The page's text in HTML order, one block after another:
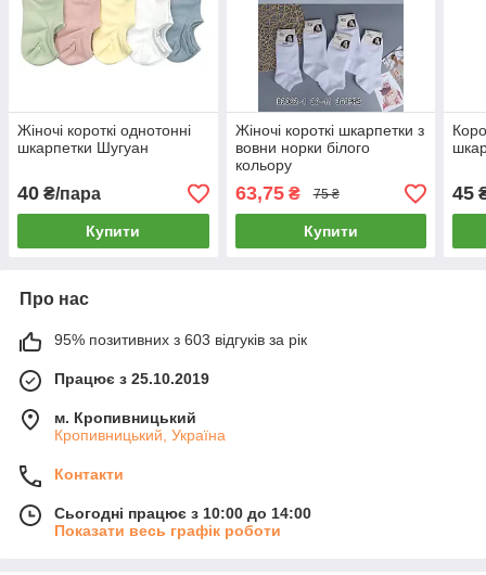
Жіночі короткі однотонні
шкарпетки Шугуан
40 ₴/пара
Купити
Жіночі короткі шкарпетки з
вовни норки білого
кольору
63,75₴ 75 ₴
Купити
45
Про нас
95% позитивних з 603 відгуків за рік
Працює з 25.10.2019
м. Кропивницький
Кропивницький, Україна
Контакти
Сьогодні працює з 10:00 до 14:00
Показати весь графік роботи